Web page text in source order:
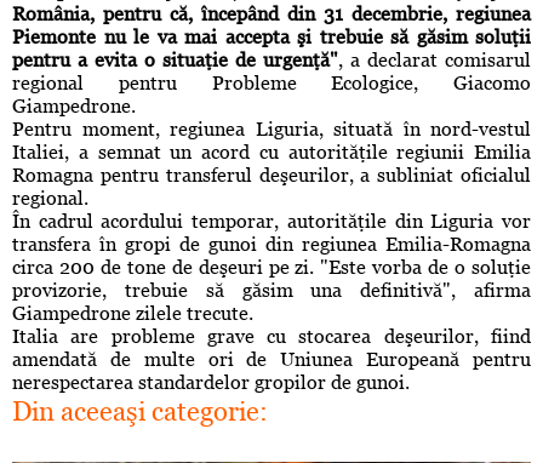
România, pentru că, începând din 31 decembrie, regiunea
Piemonte nu le va mai accepta şi trebuie să găsim soluţii
pentru a evita o situaţie de urgenţă", a declarat comisarul
regional pentru Probleme Ecologice, Giacomo
Giampedrone.
Pentru moment, regiunea Liguria, situată în nord-vestul
Italiei, a semnat un acord cu autorităţile regiunii Emilia
Romagna pentru transferul deşeurilor, a subliniat oficialul
regional.
În cadrul acordului temporar, autorităţile din Liguria vor
transfera în gropi de gunoi din regiunea Emilia-Romagna
circa 200 de tone de deşeuri pe zi. "Este vorba de o soluţie
provizorie, trebuie să găsim una definitivă", afirma
Giampedrone zilele trecute.
Italia are probleme grave cu stocarea deşeurilor, fiind
amendată de multe ori de Uniunea Europeană pentru
nerespectarea standardelor gropilor de gunoi.
Din aceeaşi categorie: